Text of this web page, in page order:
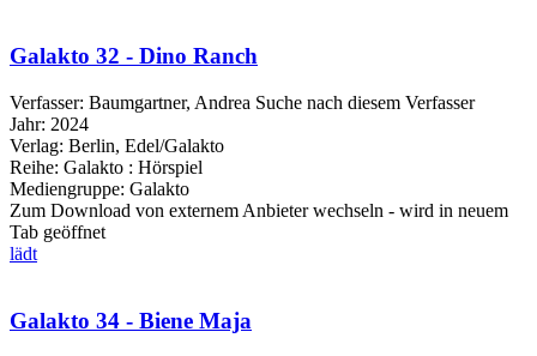
Galakto 32 - Dino Ranch
Verfasser: Baumgartner, Andrea Suche nach diesem Verfasser
Jahr: 2024
Verlag: Berlin, Edel/Galakto
Reihe: Galakto : Hörspiel
Mediengruppe: Galakto
Zum Download von externem Anbieter wechseln - wird in neuem
Tab geöffnet
lädt
Galakto 34 - Biene Maja